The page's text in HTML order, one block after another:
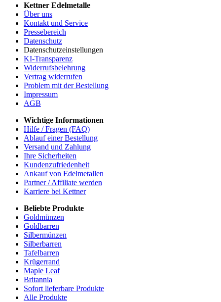
Kettner Edelmetalle
Über uns
Kontakt und Service
Pressebereich
Datenschutz
Datenschutzeinstellungen
KI-Transparenz
Widerrufsbelehrung
Vertrag widerrufen
Problem mit der Bestellung
Impressum
AGB
Wichtige Informationen
Hilfe / Fragen (FAQ)
Ablauf einer Bestellung
Versand und Zahlung
Ihre Sicherheiten
Kundenzufriedenheit
Ankauf von Edelmetallen
Partner / Affiliate werden
Karriere bei Kettner
Beliebte Produkte
Goldmünzen
Goldbarren
Silbermünzen
Silberbarren
Tafelbarren
Krügerrand
Maple Leaf
Britannia
Sofort lieferbare Produkte
Alle Produkte